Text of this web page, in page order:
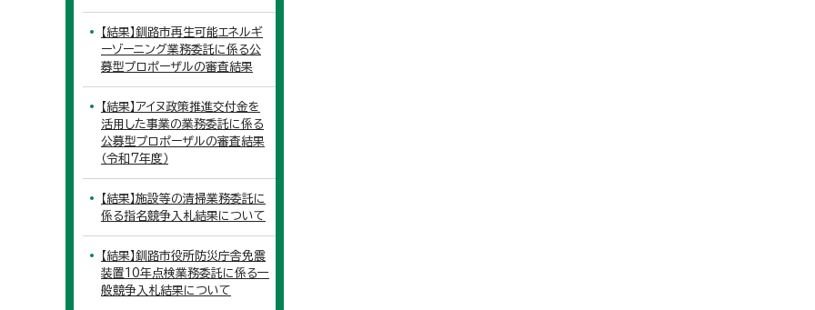
【結果】釧路市再生可能エネルギ
ーゾーニング業務委託に係る公
募型プロポーザルの審査結果
【結果】アイヌ政策推進交付金を
活用した事業の業務委託に係る
公募型プロポーザルの審査結果
（令和7年度）
【結果】施設等の清掃業務委託に
係る指名競争入札結果について
【結果】釧路市役所防災庁舎免震
装置10年点検業務委託に係る一
般競争入札結果について